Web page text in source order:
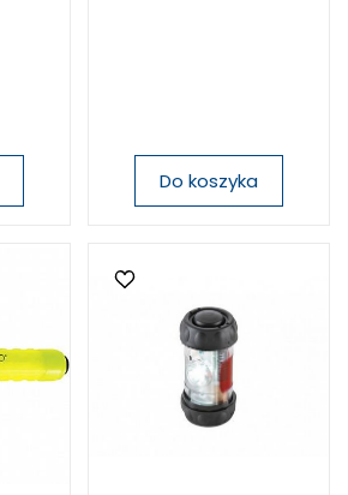
Do koszyka